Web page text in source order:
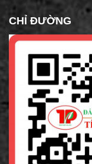
CHỈ ĐƯỜNG